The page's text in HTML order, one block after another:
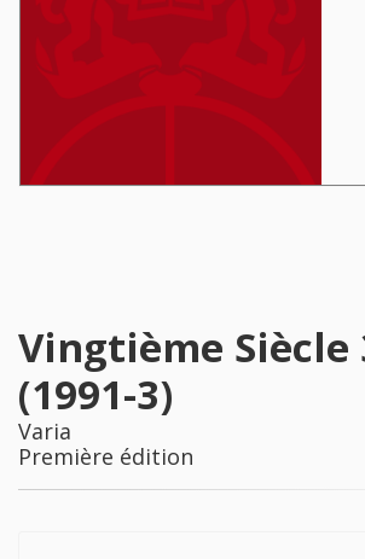
Vingtième Siècle
(1991-3)
Varia
Première édition